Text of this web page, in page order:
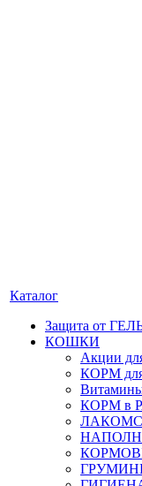
Каталог
Защита от
КОШКИ
Акции
КОРМ
КОРМ в